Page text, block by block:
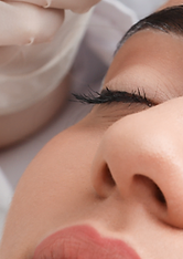
Uneaccompte de
réservation de
Une séances
de 2h30min